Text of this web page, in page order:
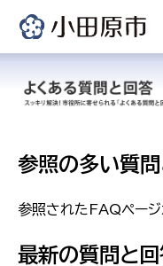
浄水管理
課
員会事
務局
会事務局
参照の多い質
参照されたFAQページ
最新の質問と